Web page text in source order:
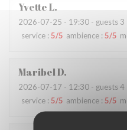
YvetteL
2026-07-25 - 19:30 - guests 3
service : 5/5 ambience : 5/5
MaribelD
2026-07-17 - 12:30 - guests 4
service : 5/5 ambience : 5/5